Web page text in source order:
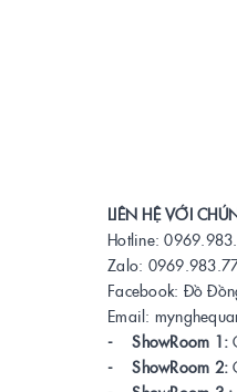
LIÊN HỆ VỚI
Hotline:
Zalo:
Facebook: Đồ
Email:
- ShowRoom 1:
- ShowRoom 2: